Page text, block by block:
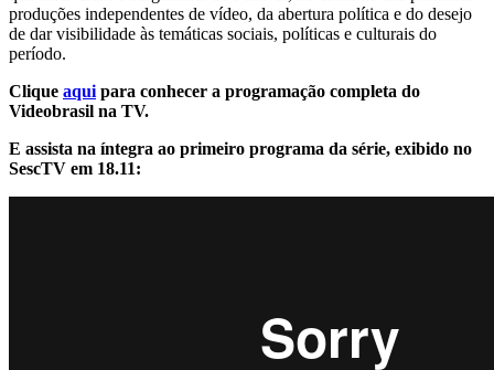
produções independentes de vídeo, da abertura política e do desejo
de dar visibilidade às temáticas sociais, políticas e culturais do
período.
Clique aqui para conhecer a programação completa do
Videobrasil na TV.
E assista na íntegra ao primeiro programa da série, exibido no
SescTV em 18.11: